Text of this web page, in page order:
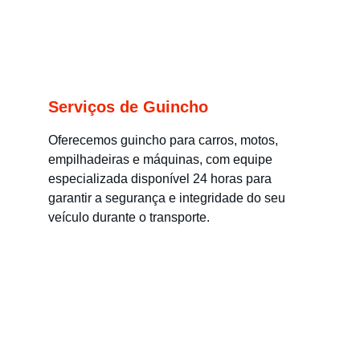
Serviços de Guincho
Oferecemos guincho para carros, motos,
empilhadeiras e máquinas, com equipe
especializada disponível 24 horas para
garantir a segurança e integridade do seu
veículo durante o transporte.